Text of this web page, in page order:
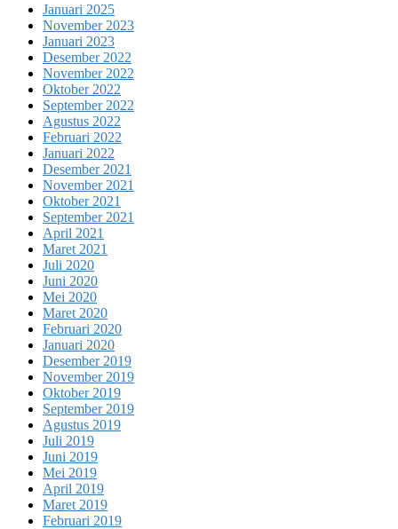
Januari 2025
November 2023
Januari 2023
Desember 2022
November 2022
Oktober 2022
September 2022
Agustus 2022
Februari 2022
Januari 2022
Desember 2021
November 2021
Oktober 2021
September 2021
April 2021
Maret 2021
Juli 2020
Juni 2020
Mei 2020
Maret 2020
Februari 2020
Januari 2020
Desember 2019
November 2019
Oktober 2019
September 2019
Agustus 2019
Juli 2019
Juni 2019
Mei 2019
April 2019
Maret 2019
Februari 2019